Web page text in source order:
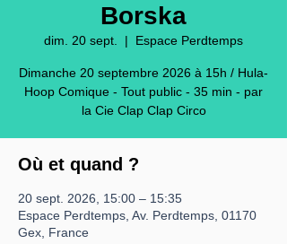
Borska
dim. 20 sept.
  |
Espace Perdtemps
Dimanche 20 septembre 2026 à 15h / Hula-
Hoop Comique - Tout public - 35 min - par
la Cie Clap Clap Circo
Où et quand ?
20 sept. 2026, 15:00 – 15:35
Espace Perdtemps, Av. Perdtemps, 01170
Gex, France